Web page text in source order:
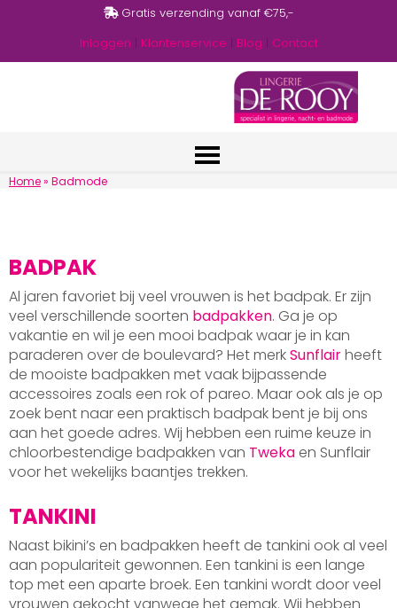
Gratis verzending vanaf €75,-
Inloggen | Klantenservice | Blog | Contact
Home» Badmode
BADPAK
Al jaren favoriet bij veel vrouwen is het badpak. Er zijn
veel verschillende soorten badpakken. Ga je op
vakantie en wil je een mooi badpak waar je in kan
paraderen over de boulevard? Het merkSunflairheeft
de mooiste badpakken met vaak bijpassende
accessoires zoals een rok of pareo. Maar ook als je op
zoek bent naar een praktisch badpak bent je bij ons
aan het goede adres. Wij hebben een ruime keuze in
chloorbestendige badpakken van Tweka en Sunflair
voor het wekelijks baantjes trekken.
TANKINI
Naast bikini’s en badpakken heeft de tankini ook al veel
aan populariteit gewonnen. Een tankini is een lange
top met een aparte broek. Een tankini wordt door veel
vrouwen gekocht vanwege het gemak. Wij hebben